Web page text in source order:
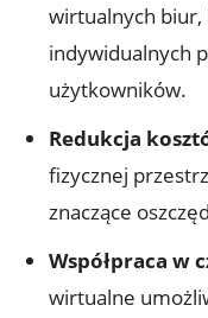
wirtualnych
indywidualnych
użytkowników.
Redukcja
fizycznej
znaczące
Współpraca w
wirtualne